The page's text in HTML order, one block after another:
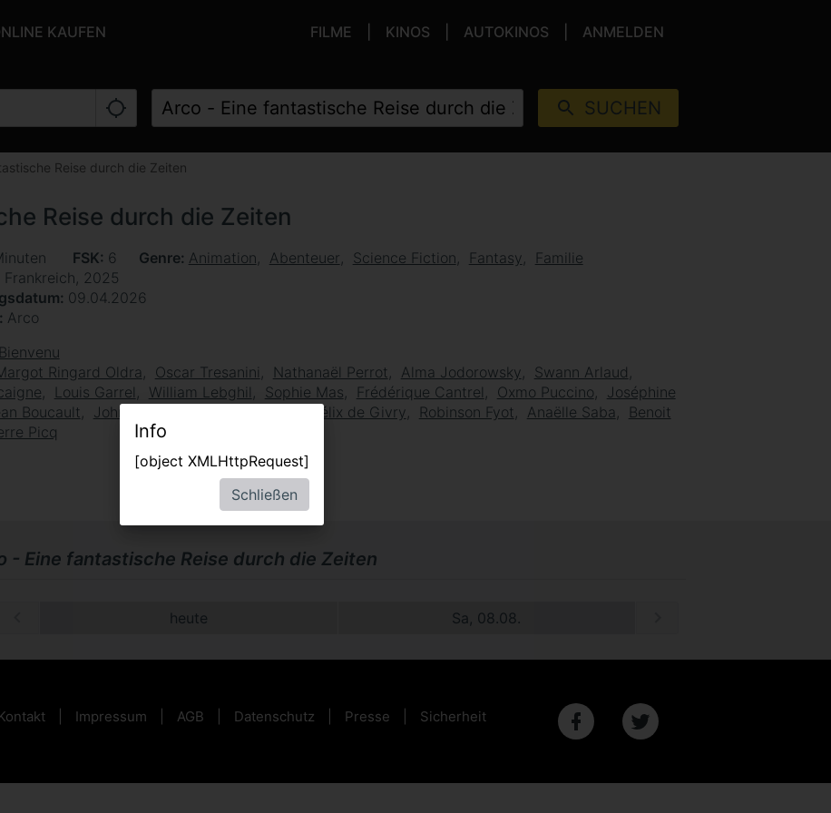
KAUFEN FILME KINOS AUTOKINOS ANMELDEN
SUCHEN
Reise durch die Zeiten
Reise durch die Zeiten
FSK 6 Genre Animation Abenteuer Science Fiction Fantasy
Familie
Frankreich, 2025
09.04.2026
Arco
Ringard Oldra Oscar Tresanini Nathanaël Perrot Alma Jodorowsky
Swann Arlaud
Louis Garrel William Lebghil Sophie Mas Frédérique Cantrel Oxmo Puccino
Joséphine
Boucault Johnny Rasse Félix de Givry Robinson Fyot Anaëlle Saba
Benoit
Picq
- Eine fantastische Reise durch die Zeiten
heute Sa, 08.08.
Impressum AGB Datenschutz Presse Sicherheit
Info
[object XMLHttpRequest]
Schließen